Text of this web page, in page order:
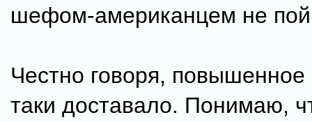
шефом-американцем не
Честно говоря,
таки доставало. Понимаю,